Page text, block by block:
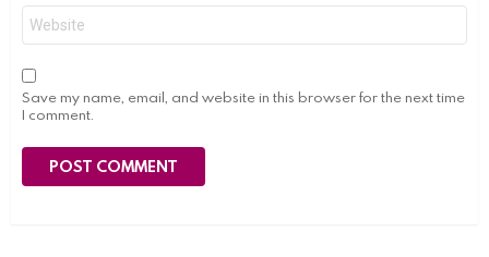
Website
Save my name, email, and website in this browser for the next time
I comment.